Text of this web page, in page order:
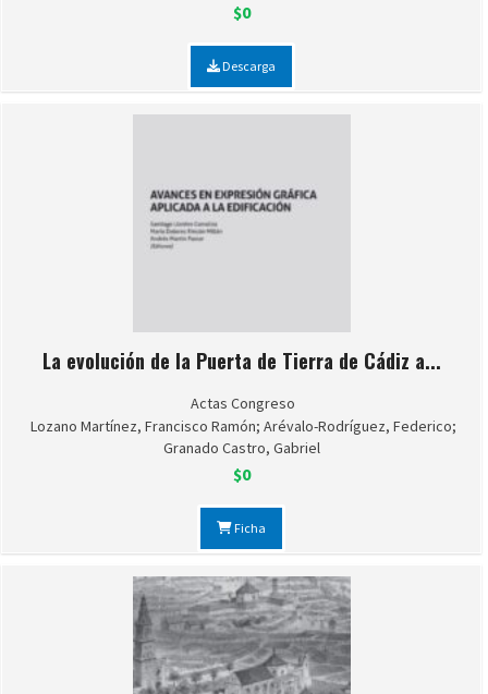
$0
Descarga
La evolución de la Puerta de Tierra de Cádiz a...
Actas Congreso
Lozano Martínez, Francisco Ramón; Arévalo-Rodríguez, Federico;
Granado Castro, Gabriel
$0
Ficha